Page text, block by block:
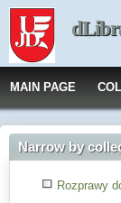
MAIN PAGE
Narrow by
Rozprawy